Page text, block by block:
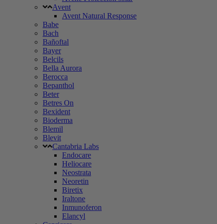
Avent
Avent Natural Response
Babe
Bach
Bañoftal
Bayer
Belcils
Bella Aurora
Berocca
Bepanthol
Beter
Betres On
Bexident
Bioderma
Blemil
Blevit
Cantabria Labs
Endocare
Heliocare
Neostrata
Neoretin
Biretix
Iraltone
Inmunoferon
Elancyl